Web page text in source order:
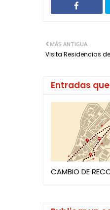
MÁS ANTIGUA
Visita Residencias
Entradas
CAMBIO DE